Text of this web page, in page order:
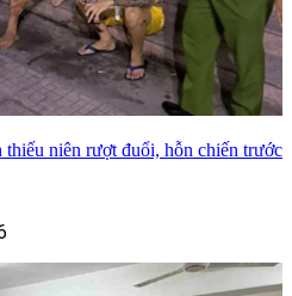
niên rượt đuổi, hỗn chiến trước